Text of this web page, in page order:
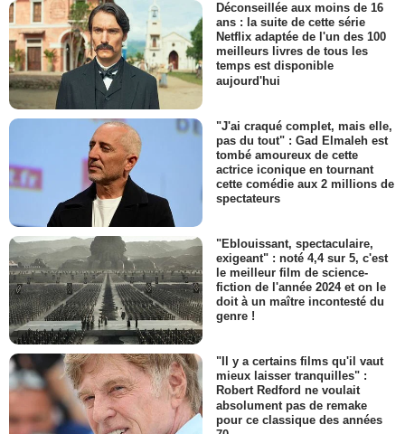
Déconseillée aux moins de 16
ans : la suite de cette série
Netflix adaptée de l'un des 100
meilleurs livres de tous les
temps est disponible
aujourd'hui
"J'ai craqué complet, mais elle,
pas du tout" : Gad Elmaleh est
tombé amoureux de cette
actrice iconique en tournant
cette comédie aux 2 millions de
spectateurs
"Eblouissant, spectaculaire,
exigeant" : noté 4,4 sur 5, c'est
le meilleur film de science-
fiction de l'année 2024 et on le
doit à un maître incontesté du
genre !
"Il y a certains films qu'il vaut
mieux laisser tranquilles" :
Robert Redford ne voulait
absolument pas de remake
pour ce classique des années